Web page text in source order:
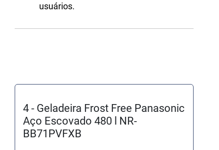
usuários.
4 - Geladeira Frost Free Panasonic
Aço Escovado 480 l NR-
BB71PVFXB